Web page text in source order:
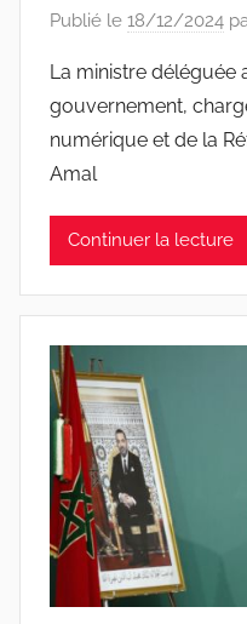
Publié le 18/12/2024
La ministre déléguée
gouvernement,
numérique et de la
Amal
Continuer la lecture